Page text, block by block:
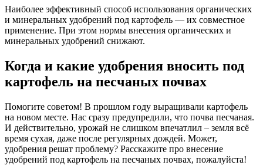
Наиболее эффективный способ использования органических
и минеральных удобрений под картофель — их совместное
применение. При этом нормы внесения органических и
минеральных удобрений снижают.
Когда и какие удобрения вносить под
картофель на песчаных почвах
Помогите советом! В прошлом году выращивали картофель
на новом месте. Нас сразу предупредили, что почва песчаная.
И действительно, урожай не слишком впечатлил – земля всё
время сухая, даже после регулярных дождей. Может,
удобрения решат проблему? Расскажите про внесение
удобрений под картофель на песчаных почвах, пожалуйста!